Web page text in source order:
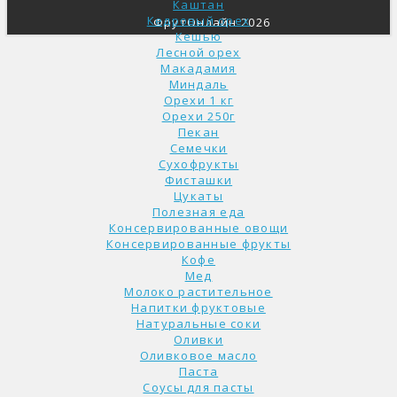
Каштан
Кедровый орех
Кешью
Лесной орех
Макадамия
Миндаль
Орехи 1 кг
Орехи 250г
Пекан
Семечки
Сухофрукты
Фисташки
Цукаты
Полезная еда
Консервированные овощи
Консервированные фрукты
Кофе
Мед
Молоко растительное
Напитки фруктовые
Натуральные соки
Оливки
Оливковое масло
Паста
Соусы для пасты
ФрутОнлайн 2026